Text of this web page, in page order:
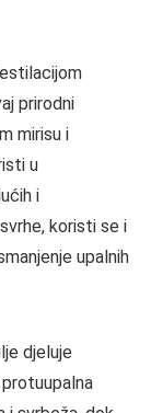
prirodni
mirisu i
u
i
koristi se i
upalnih
djeluje